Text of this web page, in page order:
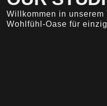
Willkommen in
Wohlfühl-Oase für